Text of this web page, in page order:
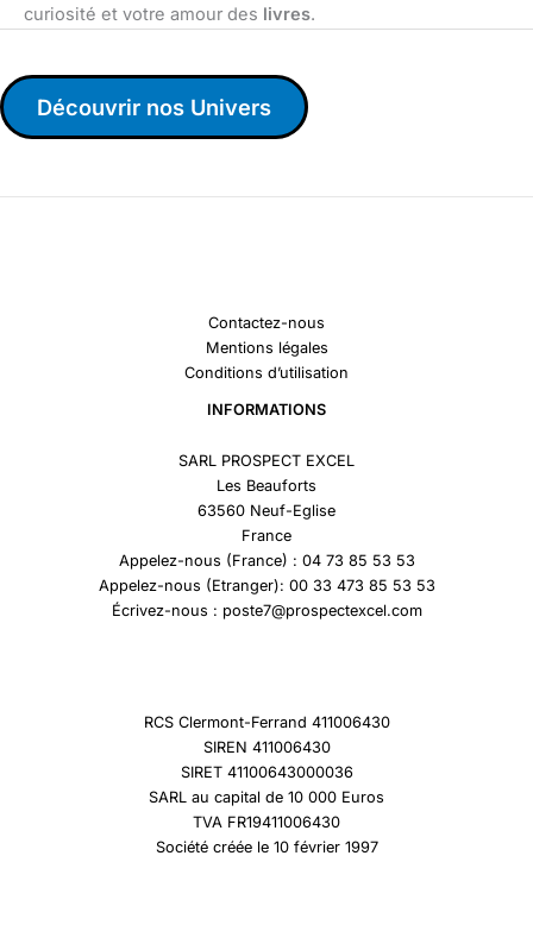
curiosité et votre amour des livres.
Découvrir nos Univers
Contactez-nous
Mentions légales
Conditions d’utilisation
INFORMATIONS
SARL PROSPECT EXCEL
Les Beauforts
63560 Neuf-Eglise
France
Appelez-nous (France) : 04 73 85 53 53
Appelez-nous (Etranger): 00 33 473 85 53 53
Écrivez-nous : poste7@prospectexcel.com
RCS Clermont-Ferrand 411006430
SIREN 411006430
SIRET 41100643000036
SARL au capital de 10 000 Euros
TVA FR19411006430
Société créée le 10 février 1997